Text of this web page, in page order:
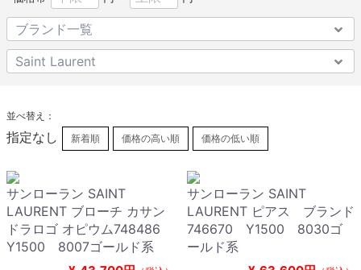
並べ替え：
指定なし 新着順 価格の高い順 価格の低い順
サンローラン SAINT
LAURENT ブローチ カサン
ドラロゴ オピウム748486
Y1500 8007ゴールド系
サンローラン SAINT
LAURENT ピアス ブランド
746670 Y1500 8030ゴ
ールド系